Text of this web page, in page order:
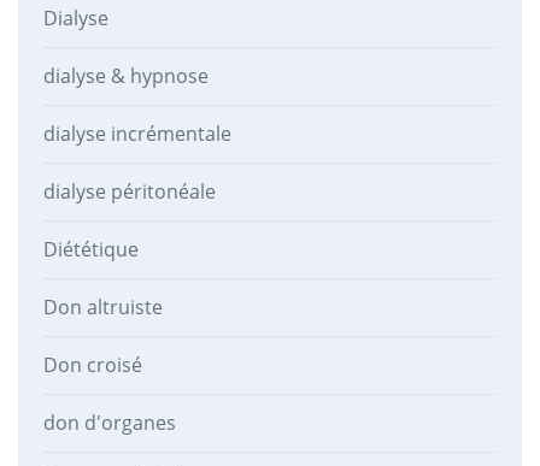
Dialyse
dialyse & hypnose
dialyse incrémentale
dialyse péritonéale
Diététique
Don altruiste
Don croisé
don d'organes